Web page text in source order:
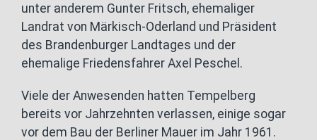
unter anderem Gunter Fritsch, ehemaliger
Landrat von Märkisch-Oderland und Präsident
des Brandenburger Landtages und der
ehemalige Friedensfahrer Axel Peschel.
Viele der Anwesenden hatten Tempelberg
bereits vor Jahrzehnten verlassen, einige sogar
vor dem Bau der Berliner Mauer im Jahr 1961.